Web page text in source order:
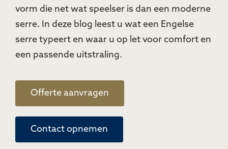
vorm die net wat speelser is dan een moderne
serre. In deze blog leest u wat een Engelse
serre typeert en waar u op let voor comfort en
een passende uitstraling.
Offerte aanvragen
Contact opnemen